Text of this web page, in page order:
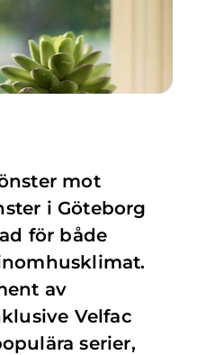
mot
i Göteborg
för både
av
Velfac
serier,